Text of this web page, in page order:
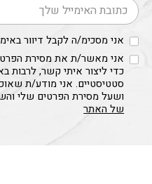
דוא׳׳ל
אני מסכימ/ה לקבל דיוור
אני מאשר/ת את מסירת
כדי ליצור איתי קשר, לרבות
סטטיסטיים. אני מודע/ת
ושעל מסירת הפרטים שלי
של האתר